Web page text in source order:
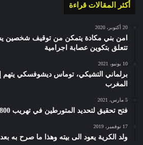
أكثر المقالات قراءة
20 أكتوبر، 2020
امن بني مكادة يتمكن من توقيف شخصين
تتعلق بتكوين عصابة اجرامية
10 يونيو، 2021
برلماني التشيكي، توماس ديشوفسكي يتهم
المغرب
5 مارس، 2021
فتح تحقيق لتحديد المتورطين في تهريب 800 قرص طبي مخدر بطنجة
17 نوفمبر، 2019
ولد الكرية يعود الى بيته وهذا ما صرح به